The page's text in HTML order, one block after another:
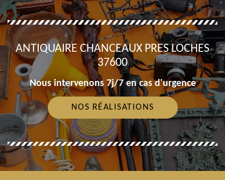
ANTIQUAIRE CHANCEAUX PRES LOCHES
37600
Nous intervenons 7j/7 en cas d'urgence
NOS RÉALISATIONS